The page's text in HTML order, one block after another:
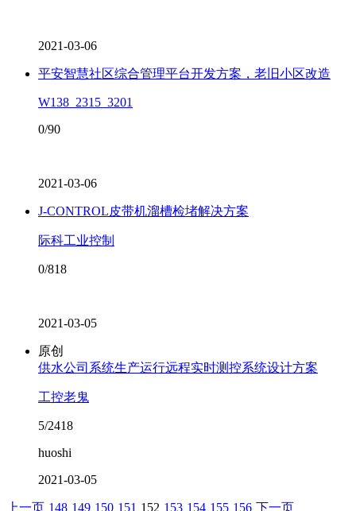
2021-03-06
平安智慧社区综合管理平台开发方案，老旧小区改造
W138_2315_3201
0/90
2021-03-06
J-CONTROL皮带机溜槽检堵解决方案
际科工业控制
0/818
2021-03-05
原创
供水公司系统生产运行远程实时测控系统设计方案
工控老鬼
5/2418
huoshi
2021-03-05
上一页 148 149 150 151 152 153 154 155 156 下一页